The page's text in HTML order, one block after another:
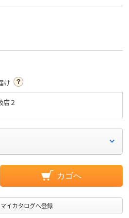
け
店２
カゴへ
マイカタログへ登録